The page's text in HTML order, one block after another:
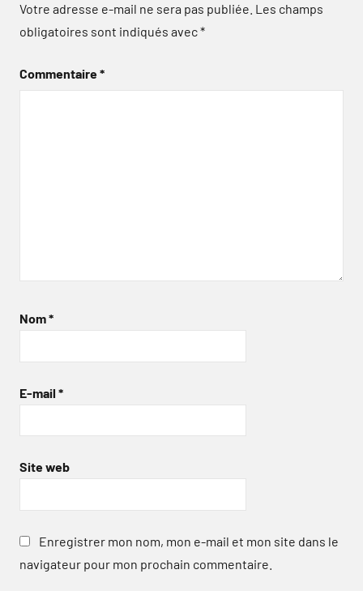
Votre adresse e-mail ne sera pas publiée. Les champs
obligatoires sont indiqués avec*
Commentaire*
Nom*
E-mail *
Site web
Enregistrer mon nom, mon e-mail et mon site dans le
navigateur pour mon prochain commentaire.